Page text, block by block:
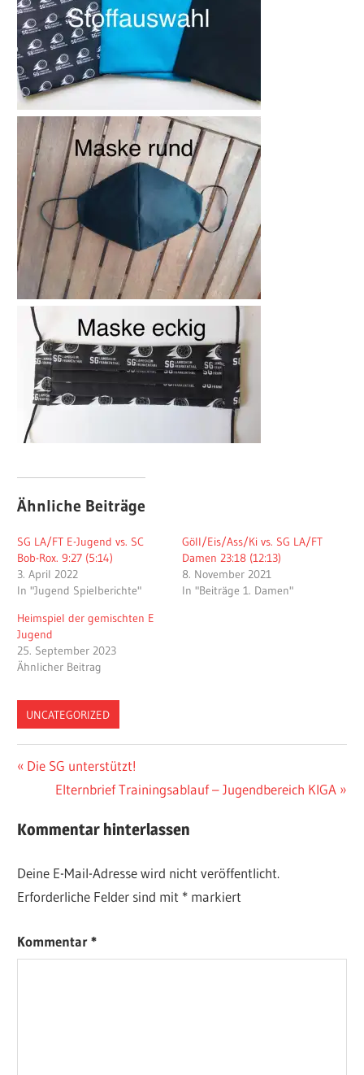
Ähnliche Beiträge
SG LA/FT E-Jugend vs. SC
Bob-Rox. 9:27 (5:14)
3. April 2022
In "Jugend Spielberichte"
Göll/Eis/Ass/Ki vs. SG LA/FT
Damen 23:18 (12:13)
8. November 2021
In "Beiträge 1. Damen"
Heimspiel der gemischten E
Jugend
25. September 2023
Ähnlicher Beitrag
UNCATEGORIZED
Beitragsnavigation
Vorheriger
Beitrag:
Die SG unterstützt!
Nächster
Elternbrief Trainingsablauf – Jugendbereich KIGA
Kommentar hinterlassen
Deine E-Mail-Adresse wird nicht veröffentlicht.
Erforderliche Felder sind mit * markiert
Kommentar*